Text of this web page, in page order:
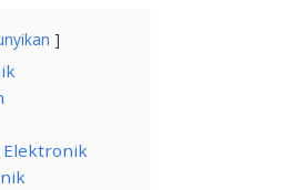
Elektronik